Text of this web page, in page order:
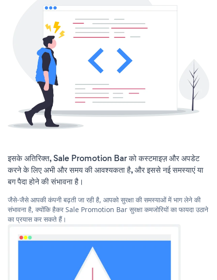
इसके अतिरिक्त, Sale Promotion Bar को कस्टमाइज़ और अपडेट
करने के लिए अभी और समय की आवश्यकता है, और इससे नई समस्याएं या
बग पैदा होने की संभावना है।
जैसे-जैसे आपकी कंपनी बढ़ती जा रही है, आपको सुरक्षा की समस्याओं में भाग लेने की
संभावना है, क्योंकि हैकर Sale Promotion Bar सुरक्षा कमजोरियों का फायदा उठाने
का प्रयास कर सकते हैं।